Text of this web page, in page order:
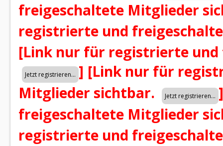
freigeschaltete Mitglieder
registrierte und
[Link nur für registrierte
] [Link nur für
Mitglieder sichtbar.
]
freigeschaltete Mitglieder
registrierte und